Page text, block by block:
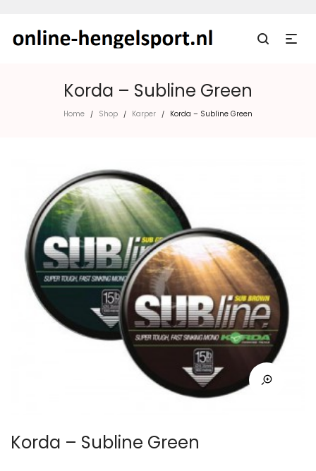
Korda – Subline Green
Home / Shop / Karper / Korda – Subline Green
Korda – Subline Green